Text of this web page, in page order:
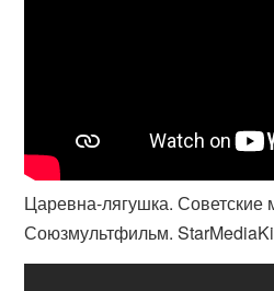
Царевна-лягушка. Советские
Союзмультфильм.